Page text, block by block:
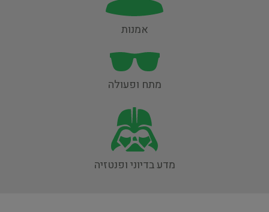
אמנות
מתח ופעולה
מדע בדיוני ופנטזיה